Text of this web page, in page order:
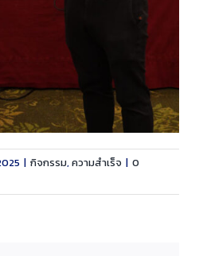
| กิจกรรม, ความสำเร็จ | 0